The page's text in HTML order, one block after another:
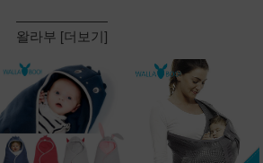
왈라부 [더보기]